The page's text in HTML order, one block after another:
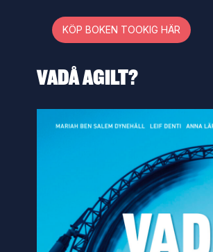
KÖP BOKEN TOOKIG HÄR
VADÅ AGILT?